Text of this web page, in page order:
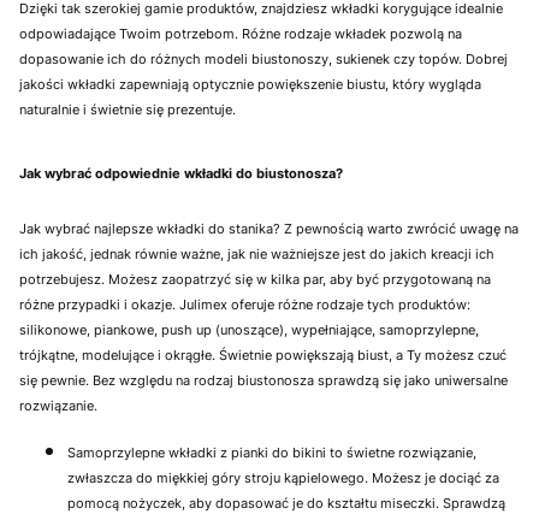
Dzięki tak szerokiej gamie produktów, znajdziesz wkładki korygujące idealnie
odpowiadające Twoim potrzebom. Różne rodzaje wkładek pozwolą na
dopasowanie ich do różnych modeli biustonoszy, sukienek czy topów. Dobrej
jakości wkładki zapewniają optycznie powiększenie biustu, który wygląda
naturalnie i świetnie się prezentuje.
Jak wybrać odpowiednie wkładki do biustonosza?
Jak wybrać najlepsze wkładki do stanika? Z pewnością warto zwrócić uwagę na
ich jakość, jednak równie ważne, jak nie ważniejsze jest do jakich kreacji ich
potrzebujesz. Możesz zaopatrzyć się w kilka par, aby być przygotowaną na
różne przypadki i okazje. Julimex oferuje różne rodzaje tych produktów:
silikonowe, piankowe, push up (unoszące), wypełniające, samoprzylepne,
trójkątne, modelujące i okrągłe. Świetnie powiększają biust, a Ty możesz czuć
się pewnie. Bez względu na rodzaj biustonosza sprawdzą się jako uniwersalne
rozwiązanie.
Samoprzylepne wkładki z pianki do bikini to świetne rozwiązanie,
zwłaszcza do miękkiej góry stroju kąpielowego. Możesz je dociąć za
pomocą nożyczek, aby dopasować je do kształtu miseczki. Sprawdzą